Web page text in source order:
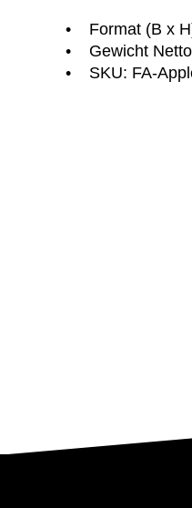
• Format (B x
• Gewicht
• SKU: FA-